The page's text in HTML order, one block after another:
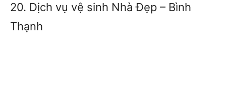
20. Dịch vụ vệ sinh Nhà Đẹp – Bình
Thạnh